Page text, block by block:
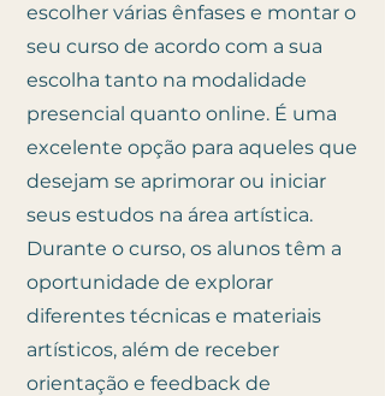
escolher várias ênfases e montar o
seu curso de acordo com a sua
escolha tanto na modalidade
presencial quanto online. É uma
excelente opção para aqueles que
desejam se aprimorar ou iniciar
seus estudos na área artística.
Durante o curso, os alunos têm a
oportunidade de explorar
diferentes técnicas e materiais
artísticos, além de receber
orientação e feedback de